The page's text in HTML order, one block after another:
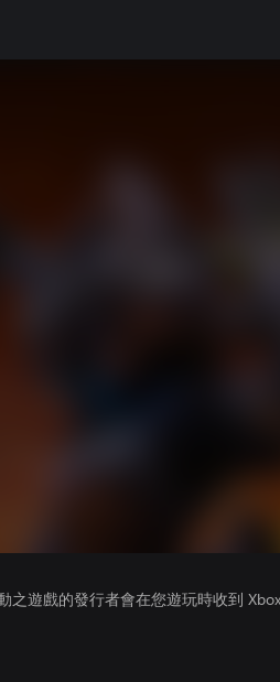
之遊戲的發行者會在您遊玩時收到